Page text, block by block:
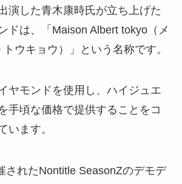
演した青木康時氏が立ち上げた
ドは、「Maison Albert tokyo（メ
ウキョウ）」という名称です。
ヤモンドを使用し、ハイジュエ
手頃な価格で提供することをコ
います。
されたNontitle SeasonZのデモデ